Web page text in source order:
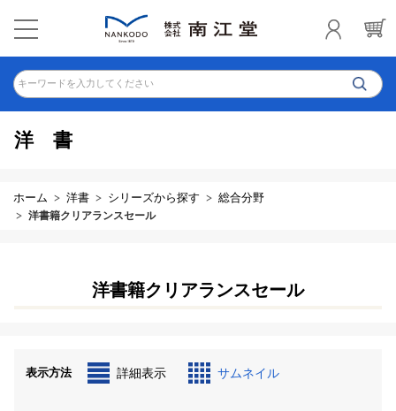
キーワードを入力してください
洋書
ホーム 洋書 シリーズから探す 総合分野
洋書籍クリアランスセール
洋書籍クリアランスセール
表示方法 詳細表示 サムネイル